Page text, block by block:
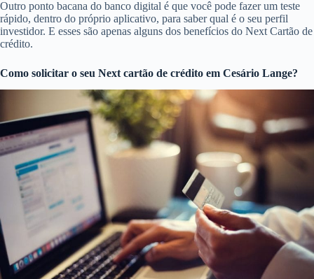
Outro ponto bacana do banco digital é que você pode fazer um teste
rápido, dentro do próprio aplicativo, para saber qual é o seu perfil
investidor. E esses são apenas alguns dos benefícios do Next Cartão de
crédito.
Como solicitar o seu Next cartão de crédito em Cesário Lange?